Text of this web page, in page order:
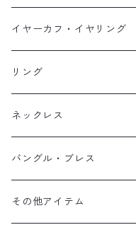
イヤーカフ
イヤリング
ネックレス
リング
ブレス
オブジェ
イヤーカフ
スタッド・一粒
フック・ぶら下がり
フープ
イヤーカフ・イヤリング
原石イヤーカフ
植物イヤーカフ
ぶら下がりイヤーカフ
2連イヤーカフ
リング
ネックレス
バングル・ブレス
ブレスレット
その他アイテム